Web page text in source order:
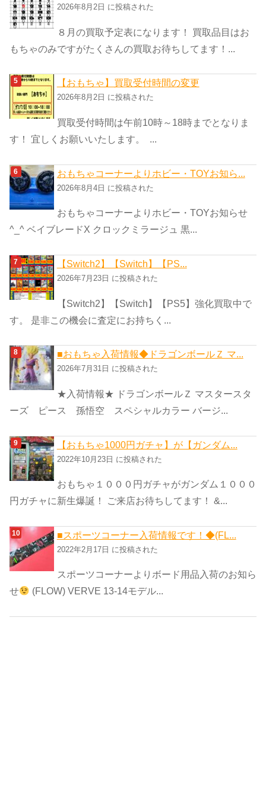
2026年8月2日 に投稿された
８月の買取予定表になります！ 買取品目はお
もちゃのみですがたくさんの買取お待ちしてます！...
【おもちゃ】買取受付時間の変更
2026年8月2日 に投稿された
買取受付時間は午前10時～18時までとなりま
す！ 宜しくお願いいたします。 ...
おもちゃコーナーよりホビー・TOYお知ら...
2026年8月4日 に投稿された
おもちゃコーナーよりホビー・TOYお知らせ
^_^ ベイブレードX クロックミラージュ 黒...
【Switch2】【Switch】【PS...
2026年7月23日 に投稿された
【Switch2】【Switch】【PS5】強化買取中で
す。 是非この機会に査定にお持ちく...
■おもちゃ入荷情報◆ドラゴンボールＺ マ...
2026年7月31日 に投稿された
★入荷情報★ ドラゴンボールＺ マスタースタ
ーズ ピース 孫悟空 スペシャルカラー バージ...
【おもちゃ1000円ガチャ】が【ガンダム...
2022年10月23日 に投稿された
おもちゃ１０００円ガチャがガンダム１０００
円ガチャに新生爆誕！ ご来店お待ちしてます！ &...
■スポーツコーナー入荷情報です！◆(FL...
2022年2月17日 に投稿された
スポーツコーナーよりボード用品入荷のお知ら
せ
(FLOW) VERVE 13-14モデル...